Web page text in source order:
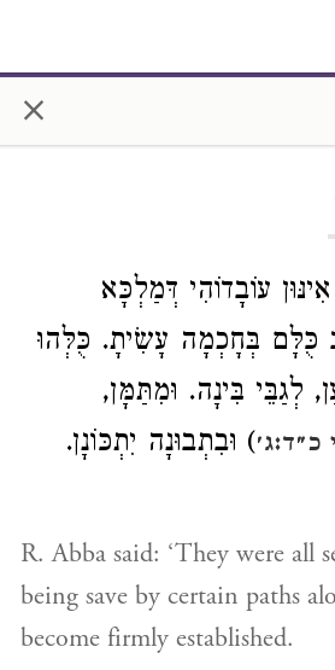
×
עוֹבָדוֹהִי דְּמַלְכָּא
כֻּלָּם בְּחָכְמָה עָשִׂיתָ. כֻּלְּהוּ
לְגַבֵּי בִּינָה. וּמִתַּמָּן,
כ״ד:ג׳) וּבִתְבוּנָה יִתְכּוֹנָן.
R. Abba said: ‘They were
being save by certain paths
become firmly established.